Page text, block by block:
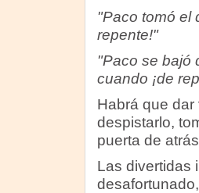
"Paco tomó el
repente!"
"Paco se bajó
cuando ¡de
Habrá que
despistarlo,
puerta de
Las divertidas